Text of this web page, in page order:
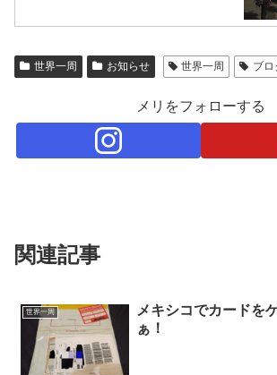
世界一周 お知らせ 世界一周 ブロ
メリをフォローする
関連記事
世界一周
メキシコでカードを
ぁ！